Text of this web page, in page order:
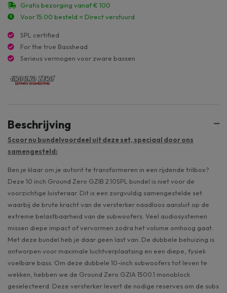
SPL certified
For the true Basshead
Serieus vermogen voor zware bassen
Gratis bezorging vanaf € 100
Voor 15:00 besteld = Direct verstuurd
Beschrijving
Scoor nu bundelvoordeel uit deze set, speciaal door ons
samengesteld:
Ben je klaar om je autorit te transformeren in een rijdende trilbox?
Deze 10 inch Ground Zero GZIB 2.10SPL bundel is niet voor de
voorzichtige luisteraar. Dit is een zorgvuldig samengestelde set
waarbij de brute kracht van de versterker naadloos aansluit op de
extreme belastbaarheid van de subwoofers. Veel audiosystemen
missen diepe impact of vervormen zodra het volume omhoog gaat.
Met deze bundel heb je daar geen last van. De dubbele behuizing is
ontworpen voor maximale luchtverplaatsing en een diepe, fysiek
voelbare bass. Om deze dubbele 10-inch subwoofers tot leven te
wekken, hebben we de Ground Zero GZIA 1500.1 monoblock
geselecteerd. Deze versterker levert de nodige reserves om de subs